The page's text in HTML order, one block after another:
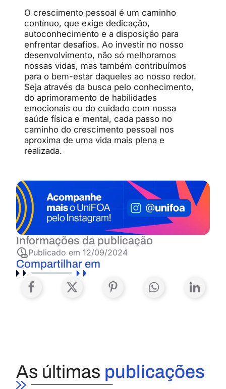
O crescimento pessoal é um caminho
contínuo, que exige dedicação,
autoconhecimento e a disposição para
enfrentar desafios. Ao investir no nosso
desenvolvimento, não só melhoramos
nossas vidas, mas também contribuímos
para o bem-estar daqueles ao nosso redor.
Seja através da busca pelo conhecimento,
do aprimoramento de habilidades
emocionais ou do cuidado com nossa
saúde física e mental, cada passo no
caminho do crescimento pessoal nos
aproxima de uma vida mais plena e
realizada.
Informações da publicação
Publicado em 12/09/2024
Compartilhar em
As últimas publicações